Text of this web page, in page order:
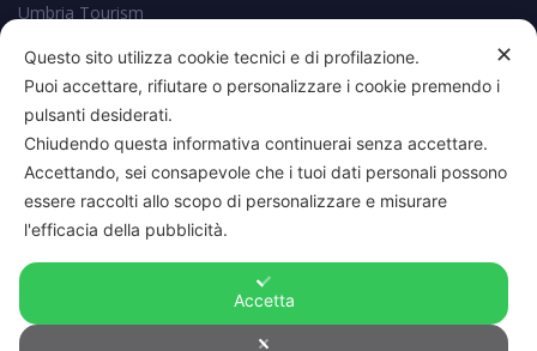
Umbria Tourism
Comune di Perugia ✕
Questo sito utilizza cookie tecnici e di profilazione.
Puoi accettare, rifiutare o personalizzare i cookie premendo i
pulsanti desiderati.
Chiudendo questa informativa continuerai senza accettare.
Accettando, sei consapevole che i tuoi dati personali possono
essere raccolti allo scopo di personalizzare e misurare
l'efficacia della pubblicità.
Accetta